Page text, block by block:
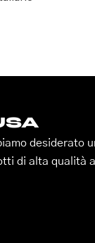
desiderato
di alta qualità